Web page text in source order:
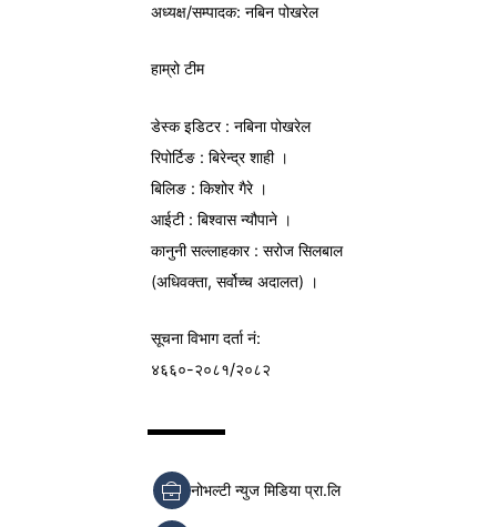
अध्यक्ष/सम्पादक: नबिन पोखरेल
हाम्रो टीम
डेस्क इडिटर : नबिना पोखरेल
रिपोर्टिङ : बिरेन्द्र शाही ।
बिलिङ : किशोर गैरे ।
आईटी : बिश्वास न्यौपाने ।
कानुनी सल्लाहकार : सरोज सिलबाल
(अधिवक्ता, सर्वोच्च अदालत) ।
सूचना विभागदर्ता नं:
४६६०-२०८१/२०८२
नोभल्टी न्युज मिडिया प्रा.लि